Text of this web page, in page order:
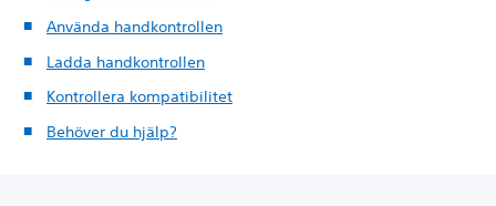
Använda handkontrollen
Ladda handkontrollen
Kontrollera kompatibilitet
Behöver du hjälp?